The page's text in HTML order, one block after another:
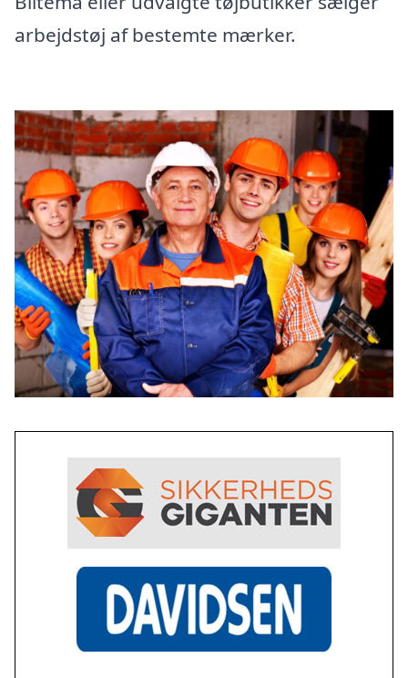
arbejdstøj af bestemte mærker.